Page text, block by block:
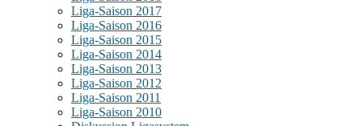
Liga-Saison 2017
Liga-Saison 2016
Liga-Saison 2015
Liga-Saison 2014
Liga-Saison 2013
Liga-Saison 2012
Liga-Saison 2011
Liga-Saison 2010